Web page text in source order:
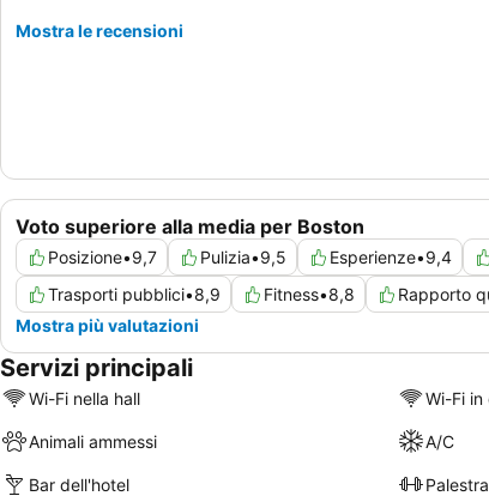
Voto superiore alla media per Boston
Posizione•9,7 Pulizia•9,5 Esperienze•9,4
Trasporti pubblici•8,9 Fitness•8,8 Rapporto
Mostra più valutazioni
Mostra le recensioni
Servizi principali
Wi-Fi nella hall Wi-Fi in
Animali ammessi A/C
Bar dell'hotel
Palestra